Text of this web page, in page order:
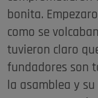
bonita.
como se
tuvieron claro
fundadores son
la asamblea y su